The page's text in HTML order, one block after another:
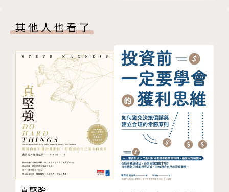
→美國俄亥俄州立大學心理學教授史帝芬．狄恩：「習
慣做白日夢的人，容易產生獨特想法。想具備彈性的思
考能力，請從培養做白日夢的習慣開始。」
作者簡介
內藤誼人
慶應義塾大學社會學研究科博士課程修畢。
心理學家，立正大學特聘講師，安吉爾德公司負責人。
擅長運用大量心理學資料及社會心理學知識，提出淺顯
易懂的具體建議，不僅廣受社會好評，也得到無數讀者
的支持。其公司以人才培育和提升業務銷售為主軸，為
面對競爭型的人，請以柔情攻勢說服對方
操控難應付女性的五種對話技巧
操控愛說話者的四項技巧
讓「缺乏安全感」的人敞開心房
說服程度會因對方「體重」而異
看穿他人謊言的技巧
從對方「走路方式」洞悉性格與特質
從手部動作看出對方「YES」或「NO」
情緒與肢體動作的關連性
心理小講座３ 家中老么具物質主義或浪費的傾向
心理小講座４ 領導者容易採納與自己相同的意見
Chapter 3 讓對方百分之百說「YES」
其他人也看了